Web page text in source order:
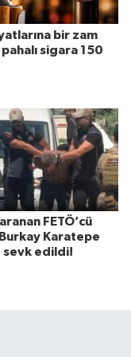
bir zam
sigara 150
FETÖ’cü
Karatepe
sevk edildi!